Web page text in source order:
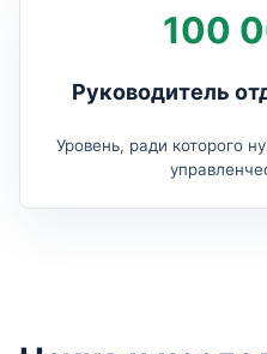
100
Руководитель
Уровень, ради которого